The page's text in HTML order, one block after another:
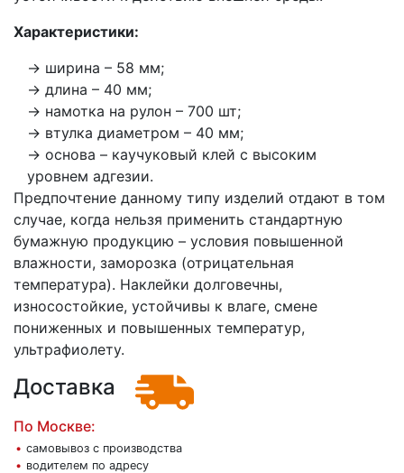
Характеристики:
ширина – 58 мм;
длина – 40 мм;
намотка на рулон – 700 шт;
втулка диаметром – 40 мм;
основа – каучуковый клей с высоким
уровнем адгезии.
Предпочтение данному типу изделий отдают в том
случае, когда нельзя применить стандартную
бумажную продукцию – условия повышенной
влажности, заморозка (отрицательная
температура). Наклейки долговечны,
износостойкие, устойчивы к влаге, смене
пониженных и повышенных температур,
ультрафиолету.
Доставка
По Москве:
самовывоз с производства
водителем по адресу